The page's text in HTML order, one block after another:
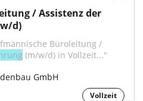
d)
Büroleitung /
(m/w/d) in Vollzeit..."
GmbH
Vollzeit